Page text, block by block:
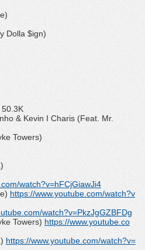
Dolla $ign)
& Kevin I Charis (Feat. Mr.
Towers)
com/watch?v=hFCjGiawJi4
https://www.youtube. com/watch?v
watch?v=PkzJgGZBFDg
Towers) https://www.youtube. co
https://www.youtube. com/watch?v=